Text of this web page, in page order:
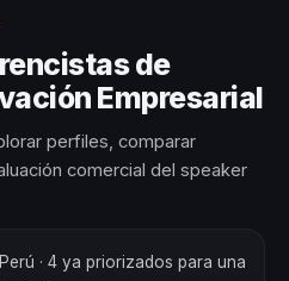
de
Empresarial
perfiles, comparar
comercial del speaker
· 4 ya priorizados para una